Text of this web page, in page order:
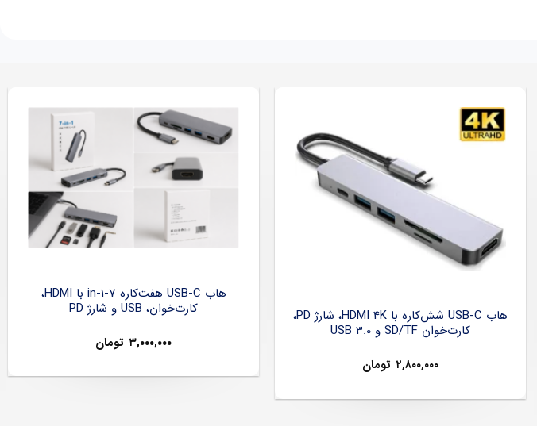
هاب USB-C شش‌کاره با HDMI 4K، شارژ PD،
کارت‌خوان SD/TF و USB 3.0
۲,۸۰۰,۰۰۰ تومان
هاب USB-C هفت‌کاره 7-in-1 با HDMI،
کارت‌خوان، USB و شارژ PD
۳,۰۰۰,۰۰۰ تومان